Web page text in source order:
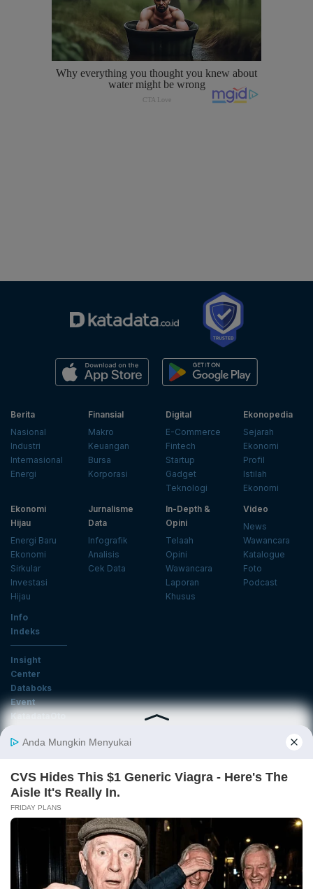
Berita
Nasional
Industri
Internasional
Energi
Finansial
Makro
Keuangan
Bursa
Korporasi
Digital
E-Commerce
Fintech
Startup
Gadget
Teknologi
Ekonopedia
Sejarah
Ekonomi
Profil
Istilah
Ekonomi
Ekonomi
Hijau
Energi Baru
Ekonomi
Sirkular
Investasi
Hijau
Jurnalisme
Data
Infografik
Analisis
Cek Data
In-Depth &
Opini
Telaah
Opini
Wawancara
Laporan
Khusus
Video
News
Wawancara
Katalogue
Foto
Podcast
Info
Indeks
Insight
Center
Databoks
Event
KatadataOto
Email
Daftar
Tentang Katadata Advertising Karier
Pedoman Media Siber
Kebijakan Privasi
Disclaimer Hubungi Kami